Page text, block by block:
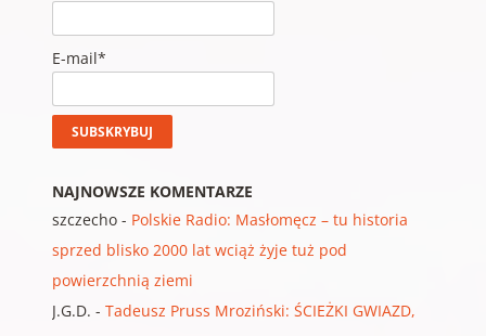
E-mail*
NAJNOWSZE KOMENTARZE
szczecho- Polskie Radio: Masłomęcz – tu historia
sprzed blisko 2000 lat wciąż żyje tuż pod
powierzchnią ziemi
J.G.D. - Tadeusz Pruss Mroziński: ŚCIEŻKI GWIAZD,